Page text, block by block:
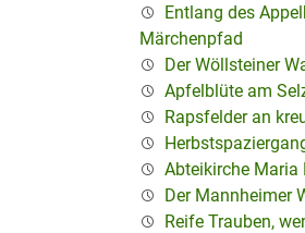
Entlang des
Märchenpfad
Der Wöllsteiner
Apfelblüte am
Rapsfelder an
Abteikirche Maria
Der Mannheimer
Reife Trauben,